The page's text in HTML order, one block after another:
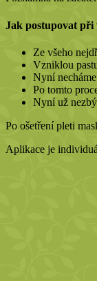
Jak postupovat při
Ze všeho
Vzniklou
Nyní
Po tomto
Nyní už
Po ošetření pleti
Aplikace je